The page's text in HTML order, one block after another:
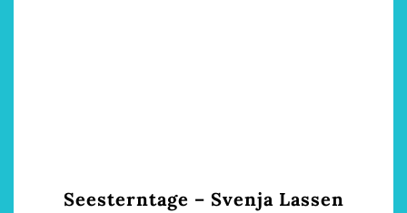
Seesterntage – Svenja Lassen